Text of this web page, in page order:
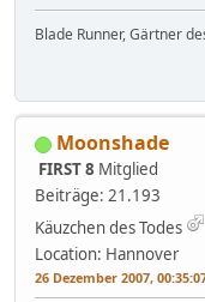
Blade Runner, Gärtner
Moonshade
FIRST 8 Mitglied
Beiträge: 21.193
Käuzchen des Todes
Location: Hannover
26 Dezember 2007,